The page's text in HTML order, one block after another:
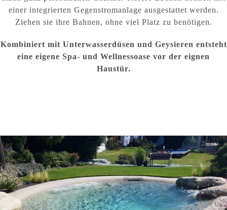
einer integrierten Gegenstromanlage ausgestattet werden.
Ziehen sie ihre Bahnen, ohne viel Platz zu benötigen.
Kombiniert mit Unterwasserdüsen und Geysieren entsteht
eine eigene Spa- und Wellnessoase vor der eignen
Haustür.